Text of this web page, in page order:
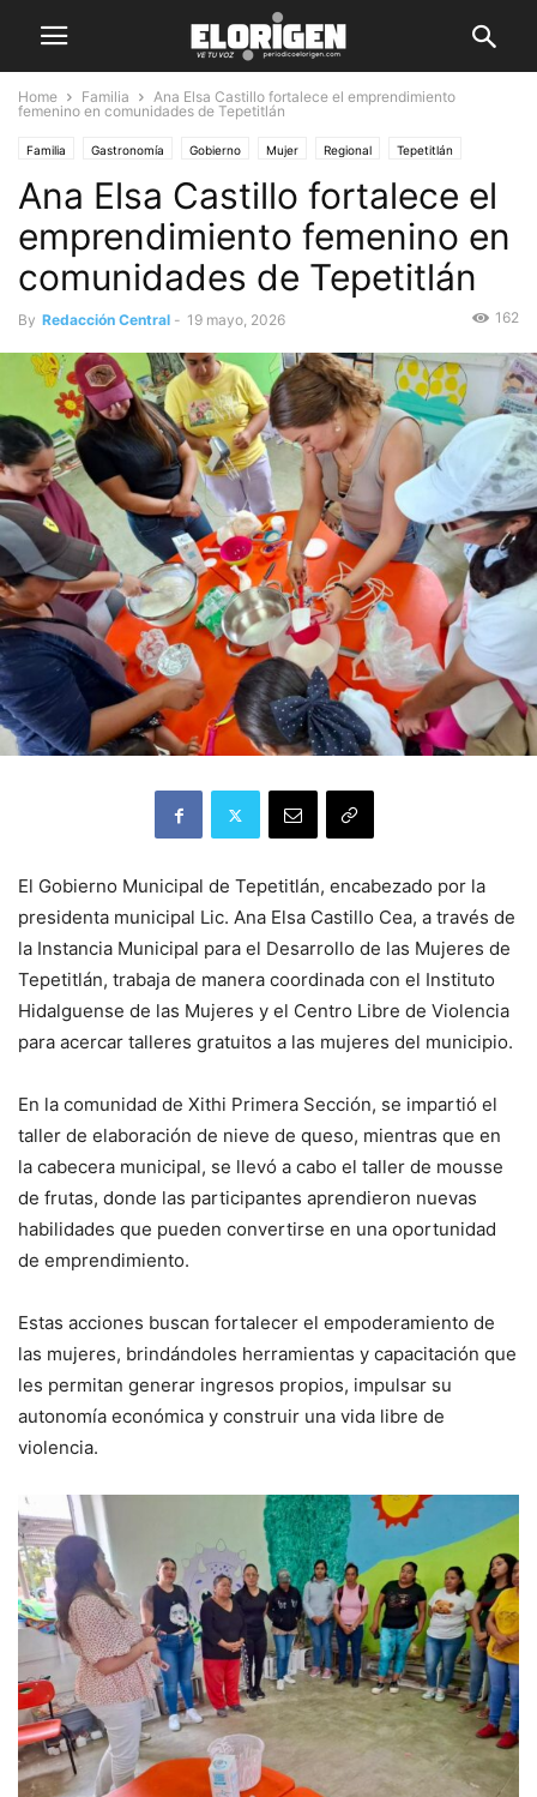
Home Familia
Ana Elsa Castillo fortalece el emprendimiento
femenino en comunidades de Tepetitlán
Familia Gastronomía Gobierno Mujer Regional Tepetitlán
Ana Elsa Castillo fortalece el
emprendimiento femenino en
comunidades de Tepetitlán
By Redacción Central - 19 mayo, 2026 162
El Gobierno Municipal de Tepetitlán, encabezado por la
presidenta municipal Lic. Ana Elsa Castillo Cea, a través de
la Instancia Municipal para el Desarrollo de las Mujeres de
Tepetitlán, trabaja de manera coordinada con el Instituto
Hidalguense de las Mujeres y el Centro Libre de Violencia
para acercar talleres gratuitos a las mujeres del municipio.
En la comunidad de Xithi Primera Sección, se impartió el
taller de elaboración de nieve de queso, mientras que en
la cabecera municipal, se llevó a cabo el taller de mousse
de frutas, donde las participantes aprendieron nuevas
habilidades que pueden convertirse en una oportunidad
de emprendimiento.
Estas acciones buscan fortalecer el empoderamiento de
las mujeres, brindándoles herramientas y capacitación que
les permitan generar ingresos propios, impulsar su
autonomía económica y construir una vida libre de
violencia.